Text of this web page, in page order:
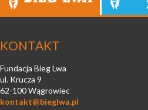
KONTAKT
Fundacja Bieg Lwa
ul. Krucza 9
62-100 Wągrowiec
kontakt@bieglwa.pl